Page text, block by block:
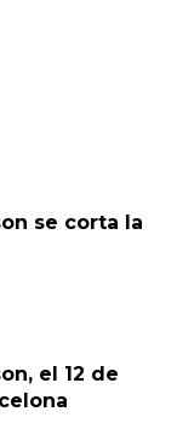
se corta la
el 12 de